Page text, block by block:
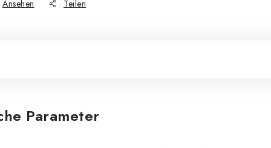
Ansehen Teilen
Parameter